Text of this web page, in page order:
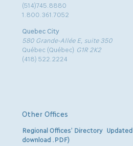
(514)745.8880
1.800.361.7052
Quebec City
580 Grande-Allée E, suite 350
Québec (Québec) G1R 2K2
(418) 522.2224
Other Offices
Regional Offices’ Directory
download .PDF)